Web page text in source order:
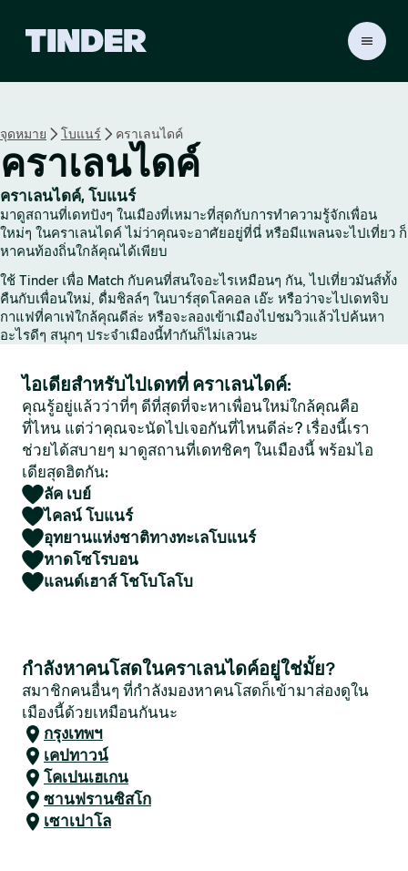
ก
T
i
d
e
r
จุดหมาย โบแนร์ คราเลนไดค์
คราเลนไดค์
คราเลนไดค์, โบแนร์
มาดูสถานที่เดทปังๆ ในเมืองที่เหมาะที่สุดกับการทำความรู้จักเพื่อน
ใหม่ๆ ในคราเลนไดค์ ไม่ว่าคุณจะอาศัยอยู่ที่นี่ หรือมีแพลนจะไปเที่ยว ก็
หาคนท้องถิ่นใกล้คุณได้เพียบ
ใช้ Tinder เพื่อ Match กับคนที่สนใจอะไรเหมือนๆ กัน, ไปเที่ยวมันส์ทั้ง
คืนกับเพื่อนใหม่, ดื่มชิลล์ๆ ในบาร์สุดโลคอล เอ๊ะ หรือว่าจะไปเดทจิบ
กาแฟที่คาเฟ่ใกล้คุณดีล่ะ หรือจะลองเข้าเมืองไปชมวิวแล้วไปค้นหา
อะไรดีๆ สนุกๆ ประจำเมืองนี้ทำกันก็ไม่เลวนะ
ไอเดียสำหรับไปเดทที่ คราเลนไดค์:
คุณรู้อยู่แล้วว่าที่ๆ ดีที่สุดที่จะหาเพื่อนใหม่ใกล้คุณคือ
ที่ไหน แต่ว่าคุณจะนัดไปเจอกันที่ไหนดีล่ะ? เรื่องนี้เรา
ช่วยได้สบายๆ มาดูสถานที่เดทชิคๆ ในเมืองนี้ พร้อมไอ
เดียสุดฮิตกัน:
ลัค เบย์
ไคลน์ โบแนร์
อุทยานแห่งชาติทางทะเลโบแนร์
หาดโซโรบอน
แลนด์เฮาส์ โชโบโลโบ
กำลังหาคนโสดในคราเลนไดค์อยู่ใช่มั้ย?
สมาชิกคนอื่นๆ ที่กำลังมองหาคนโสดก็เข้ามาส่องดูใน
เมืองนี้ด้วยเหมือนกันนะ
กรุงเทพฯ
เคปทาวน์
โคเปนเฮเกน
ซานฟรานซิสโก
เซาเปาโล